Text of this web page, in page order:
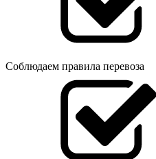
Соблюдаем правила перевоза